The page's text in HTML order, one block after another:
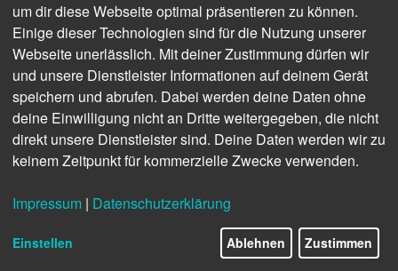
weniger Relevanz. In zunehmendem Maße evaluieren und
verbessern Vermieter ihre Serviceprozesse und
Dienstleisterperformance durch Kundenfeedback, doch
auch die klassische Bestandsmieterbefragung ist weiterhin
aktuell. Vermieter können damit sehen, welche zielscharfe
Maßnahme (beispielsweise am Gebäude, dem einzelnen
Hauseingang oder den Außenanlagen) aus Sicht der Mieter
sinnvoll wäre und wie der Service generell (und zu geringen
Kosten) verbessert werden könnte.
Die AktivBo GmbH unterstützt Wohnungsgesellschaften
dabei, sich durch Mieterbefragungen effizienter und
kundenorientierter aufzustellen. Sie hat nun den
um dir diese Webseite optimal präsentieren zu können.
Einige dieser Technologien sind für die Nutzung unserer
Webseite unerlässlich. Mit deiner Zustimmung dürfen wir
und unsere Dienstleister Informationen auf deinem Gerät
speichern und abrufen. Dabei werden deine Daten ohne
deine Einwilligung nicht an Dritte weitergegeben, die nicht
direkt unsere Dienstleister sind. Deine Daten werden wir zu
keinem Zeitpunkt für kommerzielle Zwecke verwenden.
Impressum | Datenschutzerklärung
Einstellen Ablehnen Zustimmen